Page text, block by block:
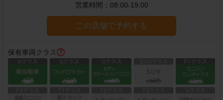
営業時間： 08:00-19:00
この店舗で予約する
保有車両クラス